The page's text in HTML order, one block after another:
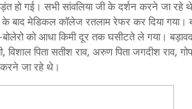
हो गई। सभी सांवलिया जी के दर्शन करने जा रहे
के बाद मेडिकल कॉलेज रतलाम रेफर कर दिया गया।
को आधा किमी दूर तक घसीटते ले गया। बड़ावदा
विशाल पिता सतीश राव, अरुण पिता जगदीश राव,
करने जा रहे थे।